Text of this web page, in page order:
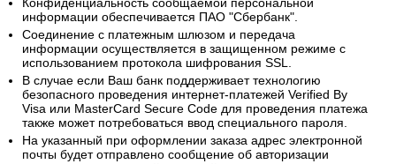
Конфиденциальность сообщаемой персональной
информации обеспечивается ПАО "Сбербанк".
Соединение с платежным шлюзом и передача
информации осуществляется в защищенном режиме с
использованием протокола шифрования SSL.
В случае если Ваш банк поддерживает технологию
безопасного проведения интернет-платежей Verified By
Visa или MasterCard Secure Code для проведения платежа
также может потребоваться ввод специального пароля.
На указанный при оформлении заказа адрес электронной
почты будет отправлено сообщение об авторизации